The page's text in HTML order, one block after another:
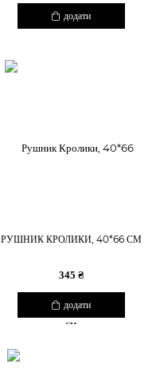
додати
РУШНИК КРОЛИКИ, 40*66 СМ
345 ₴
додати